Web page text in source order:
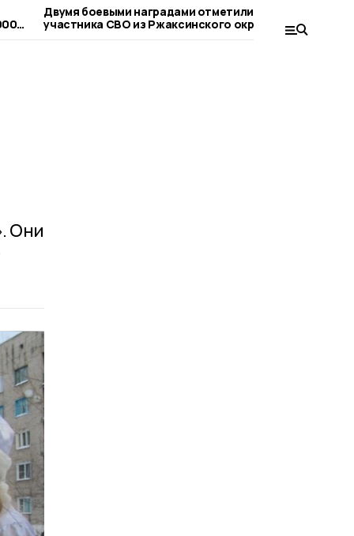
Двумя боевыми наградами отметили
участника СВО из Ржаксинского округа
Они